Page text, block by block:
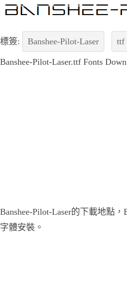
標簽: Banshee-Pilot-Laser ttf
Banshee-Pilot-Laser.ttf Fonts
Banshee-Pilot-Laser的下載地點，
字體安裝。